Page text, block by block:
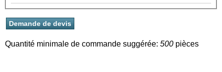
Quantité minimale de commande suggérée: 500 pièces